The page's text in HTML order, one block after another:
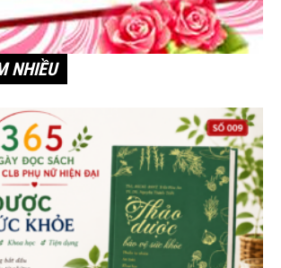
NHIỀU